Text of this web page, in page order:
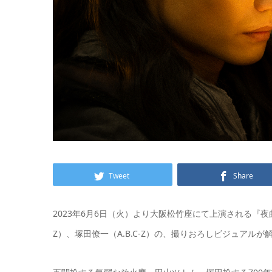
Tweet Share
2023年6月6日（火）より大阪松竹座にて上演される『
Z）、塚田僚一（A.B.C-Z）の、撮りおろしビジュアルが